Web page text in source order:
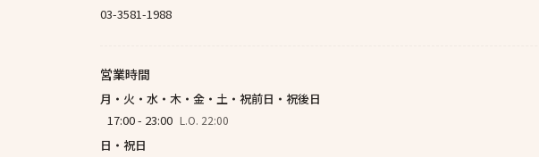
03-3581-1988
営業時間
月・火・水・木・金・土・祝前日・祝後日
17:00 - 23:00 L.O. 22:00
日・祝日